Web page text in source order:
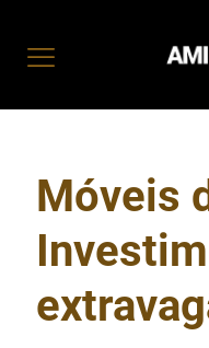
Móveis